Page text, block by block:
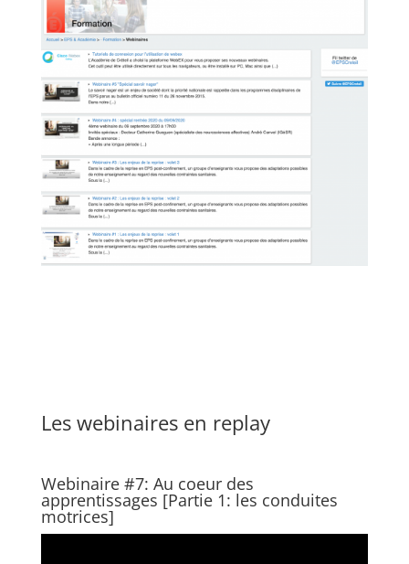
Les webinaires en replay
Webinaire #7: Au coeur des
apprentissages [Partie 1: les conduites
motrices]